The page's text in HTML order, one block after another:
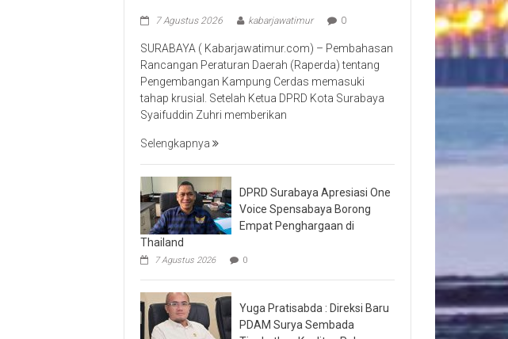
7 Agustus 2026 kabarjawatimur 0
SURABAYA ( Kabarjawatimur.com) – Pembahasan
Rancangan Peraturan Daerah (Raperda) tentang
Pengembangan Kampung Cerdas memasuki
tahap krusial. Setelah Ketua DPRD Kota Surabaya
Syaifuddin Zuhri memberikan
Selengkapnya
DPRD Surabaya Apresiasi One
Voice Spensabaya Borong
Empat Penghargaan di
Thailand
7 Agustus 2026 0
Yuga Pratisabda : Direksi Baru
PDAM Surya Sembada